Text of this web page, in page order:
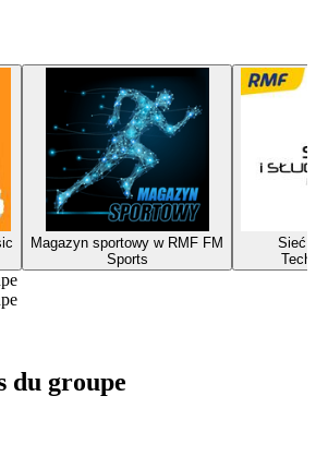
Magazyn sportowy w RMF FM
Sports
Sieć i
du groupe